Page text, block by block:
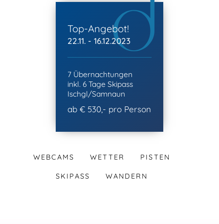
Top-Angebot!
22.11. - 16.12.2023
7 Übernachtungen
inkl. 6 Tage Skipass
Ischgl/Samnaun
ab € 530,- pro Person
WEBCAMS WETTER PISTEN
SKIPASS WANDERN